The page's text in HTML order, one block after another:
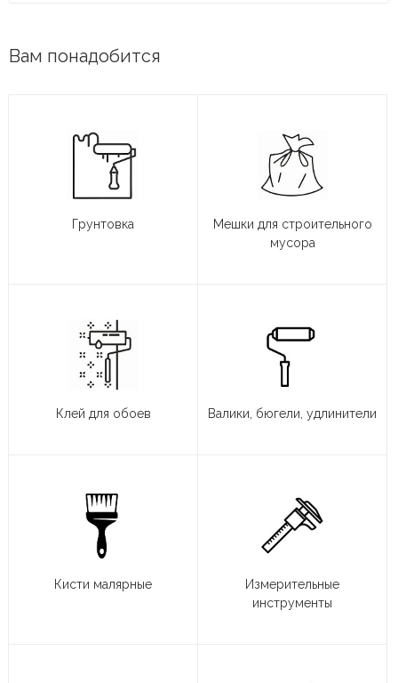
Вам понадобится
Грунтовка
Мешки для строительного
мусора
Клей для обоев Валики, бюгели, удлинители
Кисти малярные
Измерительные
инструменты